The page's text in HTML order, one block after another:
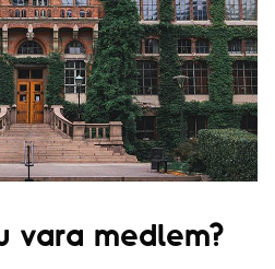
vara medlem?